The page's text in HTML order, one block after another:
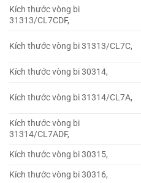
Kích thước vòng bi
31313/CL7CDF,
Kích thước vòng bi 31313/CL7C,
Kích thước vòng bi 30314,
Kích thước vòng bi 31314/CL7A,
Kích thước vòng bi
31314/CL7ADF,
Kích thước vòng bi 30315,
Kích thước vòng bi 30316,